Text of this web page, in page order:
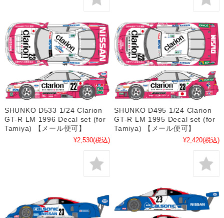
SHUNKO D533 1/24 Clarion
GT-R LM 1996 Decal set (for
Tamiya) 【メール便可】
¥2,530(税込)
SHUNKO D495 1/24 Clarion
GT-R LM 1995 Decal set (for
Tamiya) 【メール便可】
¥2,420(税込)